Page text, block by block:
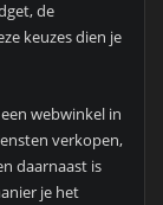
de
keuzes dien je
webwinkel in
verkopen,
daarnaast is
je het